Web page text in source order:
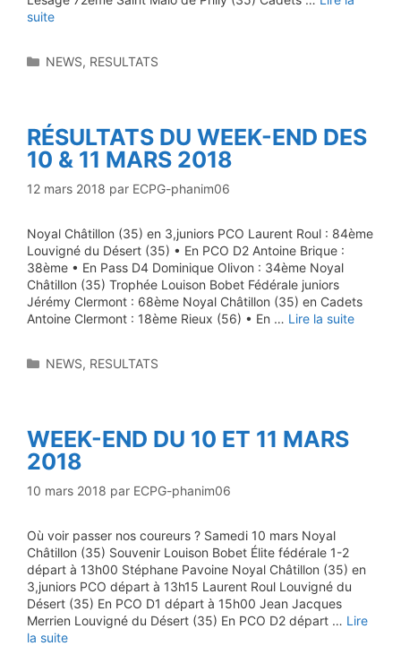
suite
Catégories
NEWS, RESULTATS
RÉSULTATS DU WEEK-END DES
10 & 11 MARS 2018
12 mars 2018 par ECPG-phanim06
Noyal Châtillon (35) en 3,juniors PCO Laurent Roul : 84ème
Louvigné du Désert (35) • En PCO D2 Antoine Brique :
38ème • En Pass D4 Dominique Olivon : 34ème Noyal
Châtillon (35) Trophée Louison Bobet Fédérale juniors
Jérémy Clermont : 68ème Noyal Châtillon (35) en Cadets
Antoine Clermont : 18ème Rieux (56) • En … Lire la suite
Catégories
NEWS, RESULTATS
WEEK-END DU 10 ET 11 MARS
2018
10 mars 2018 par ECPG-phanim06
Où voir passer nos coureurs ? Samedi 10 mars Noyal
Châtillon (35) Souvenir Louison Bobet Élite fédérale 1-2
départ à 13h00 Stéphane Pavoine Noyal Châtillon (35) en
3,juniors PCO départ à 13h15 Laurent Roul Louvigné du
Désert (35) En PCO D1 départ à 15h00 Jean Jacques
Merrien Louvigné du Désert (35) En PCO D2 départ … Lire
la suite